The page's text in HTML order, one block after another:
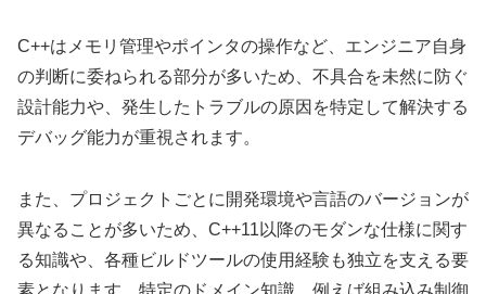
C++はメモリ管理やポインタの操作など、エンジニア自身
の判断に委ねられる部分が多いため、不具合を未然に防ぐ
設計能力や、発生したトラブルの原因を特定して解決する
デバッグ能力が重視されます。
また、プロジェクトごとに開発環境や言語のバージョンが
異なることが多いため、C++11以降のモダンな仕様に関す
る知識や、各種ビルドツールの使用経験も独立を支える要